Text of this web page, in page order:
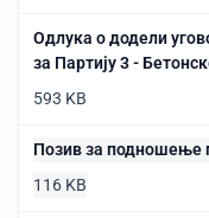
Одлука о додели
за Партију 3 -
593 KB
Позив за подношење
116 KB